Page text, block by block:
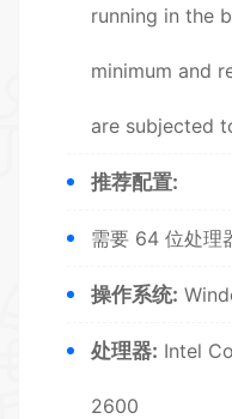
running in the
minimum and
are subjected
推荐配置:
需要 64 位处理
操作系统:
处理器: Intel
2600